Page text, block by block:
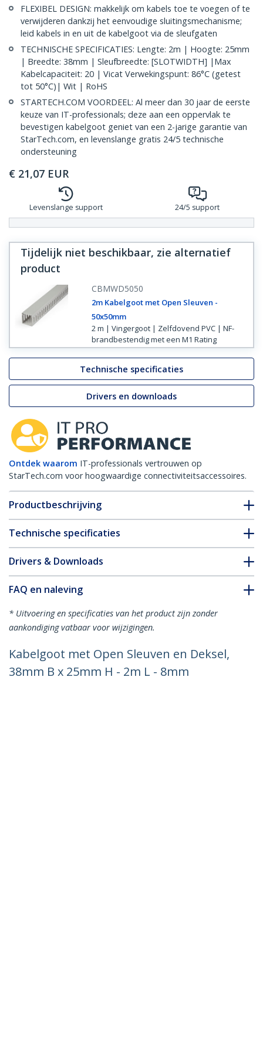
FLEXIBEL DESIGN: makkelijk om kabels toe te voegen of te
verwijderen dankzij het eenvoudige sluitingsmechanisme;
leid kabels in en uit de kabelgoot via de sleufgaten
TECHNISCHE SPECIFICATIES: Lengte: 2m | Hoogte: 25mm
| Breedte: 38mm | Sleufbreedte: [SLOTWIDTH] |Max
Kabelcapaciteit: 20 | Vicat Verwekingspunt: 86°C (getest
tot 50°C)| Wit | RoHS
STARTECH.COM VOORDEEL: Al meer dan 30 jaar de eerste
keuze van IT-professionals; deze aan een oppervlak te
bevestigen kabelgoot geniet van een 2-jarige garantie van
StarTech.com, en levenslange gratis 24/5 technische
ondersteuning
€ 21,07 EUR
Levenslange support 24/5 support
Tijdelijk niet beschikbaar, zie alternatief
product
CBMWD5050
2m Kabelgoot met Open Sleuven -
50x50mm
2 m | Vingergoot | Zelfdovend PVC | NF-
brandbestendig met een M1 Rating
Technische specificaties
Drivers en downloads
Ontdek waarom IT-professionals vertrouwen op
StarTech.com voor hoogwaardige connectiviteitsaccessoires.
Productbeschrijving
Technische specificaties
Drivers & Downloads
FAQ en naleving
* Uitvoering en specificaties van het product zijn zonder
aankondiging vatbaar voor wijzigingen.
Kabelgoot met Open Sleuven en Deksel,
38mm B x 25mm H - 2m L - 8mm